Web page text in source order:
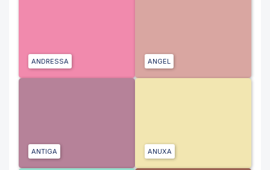
ANDRESSA ANGEL
ANTIGA ANUXA